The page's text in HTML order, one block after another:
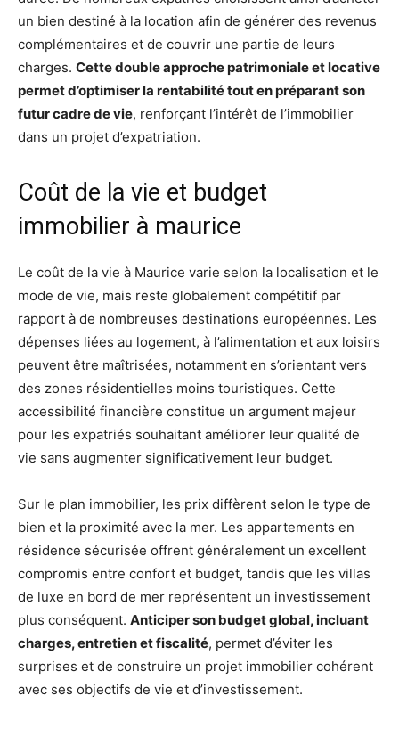
un bien destiné à la location afin de générer des revenus
complémentaires et de couvrir une partie de leurs
charges. Cette double approche patrimoniale et locative
permet d’optimiser la rentabilité tout en préparant son
futur cadre de vie, renforçant l’intérêt de l’immobilier
dans un projet d’expatriation.
Coût de la vie et budget
immobilier à maurice
Le coût de la vie à Maurice varie selon la localisation et le
mode de vie, mais reste globalement compétitif par
rapport à de nombreuses destinations européennes. Les
dépenses liées au logement, à l’alimentation et aux loisirs
peuvent être maîtrisées, notamment en s’orientant vers
des zones résidentielles moins touristiques. Cette
accessibilité financière constitue un argument majeur
pour les expatriés souhaitant améliorer leur qualité de
vie sans augmenter significativement leur budget.
Sur le plan immobilier, les prix diffèrent selon le type de
bien et la proximité avec la mer. Les appartements en
résidence sécurisée offrent généralement un excellent
compromis entre confort et budget, tandis que les villas
de luxe en bord de mer représentent un investissement
plus conséquent. Anticiper son budget global, incluant
charges, entretien et fiscalité, permet d’éviter les
surprises et de construire un projet immobilier cohérent
avec ses objectifs de vie et d’investissement.